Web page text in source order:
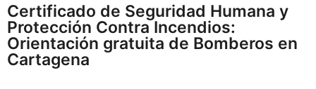
Certificado de Seguridad Humana y
Protección Contra Incendios:
Orientación gratuita de Bomberos en
Cartagena